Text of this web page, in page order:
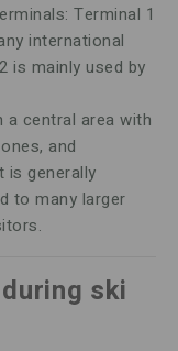
Terminal 1
international
is mainly used by
central area with
and
is generally
to many larger
ski